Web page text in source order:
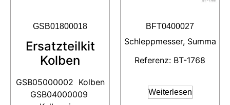
GSB01800018
Ersatzteilkit
Kolben
GSB05000002 Kolben
GSB04000009
BFT0400027
Schleppmesser, Summa
Referenz: BT-1768
Weiterlesen